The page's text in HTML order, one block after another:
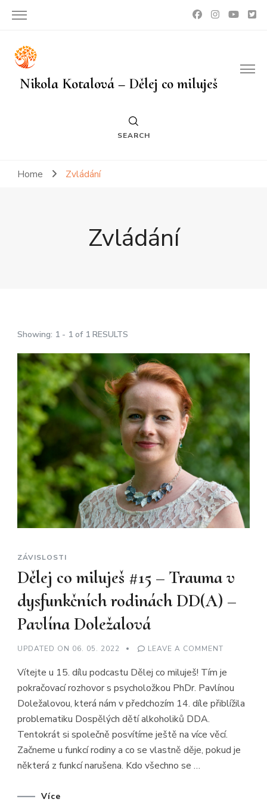
Nikola Kotalová – Dělej co miluješ
SEARCH
Home Zvládání
Zvládání
Showing: 1 - 1 of 1 RESULTS
ZÁVISLOSTI
Dělej co miluješ #15 – Trauma v
dysfunkčních rodinách DD(A) –
Pavlína Doležalová
UPDATED ON 06. 05. 2022 LEAVE A COMMENT
MILUJEŠ
–
TRAUMA
V
DD(A)
–
PAVLÍNA
Vítejte u 15. dílu podcastu Dělej co miluješ! Tím je
pokračovací rozhovor s psycholožkou PhDr. Pavlínou
Doležalovou, která nám v předchozím 14. díle přiblížila
problematiku Dospělých dětí alkoholiků DDA.
Tentokrát si společně posvítíme ještě na více věcí.
Začneme u funkcí rodiny a co se vlastně děje, pokud je
některá z funkcí narušena. Kdo všechno se …
Více